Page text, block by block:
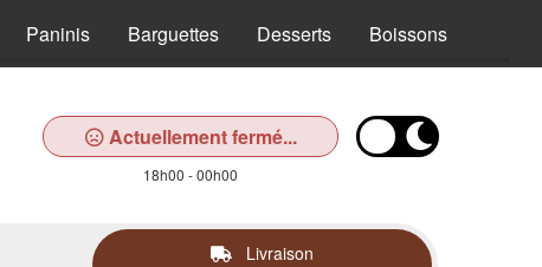
Paninis Barguettes Desserts Boissons
Actuellement fermé...
18h00 - 00h00
Livraison